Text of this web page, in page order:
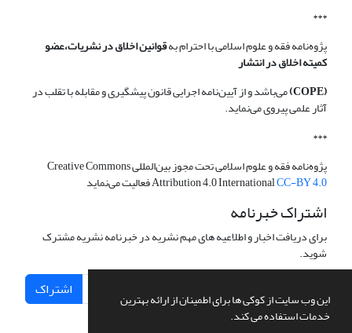
این وب سایت از کوکی ها برای اطمینان از ارائه بهترین
خدمات استفاده می کند.
***
پژوه‌نامه فقه و علوم اسلامی با احترام بهقوانین اخلاق در نشریات،عضو
کمیته اخلاق در انتشار
(COPE)
می‌باشد و از آیین‌نامه اجرایی قانون پیشگیری و مقابله با تقلب در
آثار علمی پیروی می‌نماید.
***
پژوه‌نامه فقه و علوم اسلامی تحت مجوز بین‌المللی Creative Commons
Attribution 4.0 InternationalCC-BY 4.0 فعالیت می‌نماید
اشتراک خبرنامه
برای دریافت اخبار و اطلاعیه های مهم نشریه در خبرنامه نشریه مشترک
شوید.
اشتراک